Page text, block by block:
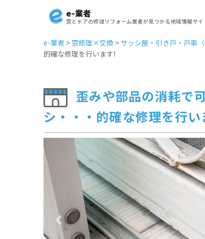
e-業者
窓とドアの修理リフォーム業者が見つかる地域情報サイ
e-業者 > 窓修理×交換 > サッシ屋・引き戸・戸車（
的確な修理を行います!
歪みや部品の消耗で
シ・・・的確な修理を行
Previous